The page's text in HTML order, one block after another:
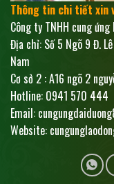
Thông tin chi tiết xin
Công ty TNHH cung
Địa chỉ: Số 5 Ngõ 9 Đ.
Nam
Cơ sở 2 : A16 ngõ 2
Hotline: 0941 570 444
Email:
Website: